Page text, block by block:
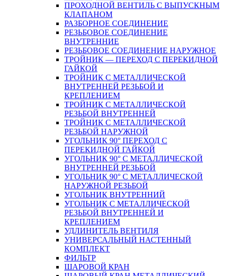
ПРОХОДНОЙ ВЕНТИЛЬ С ВЫПУСКНЫМ
КЛАПАНОМ
РАЗБОРНОЕ СОЕДИНЕНИЕ
РЕЗЬБОВОЕ СОЕДИНЕНИЕ
ВНУТРЕННИЕ
РЕЗЬБОВОЕ СОЕДИНЕНИЕ НАРУЖНОЕ
ТРОЙНИК — ПЕРЕХОД С ПЕРЕКИДНОЙ
ГАЙКОЙ
ТРОЙНИК С МЕТАЛЛИЧЕСКОЙ
ВНУТРЕННЕЙ РЕЗЬБОЙ И
КРЕПЛЕНИЕМ
ТРОЙНИК С МЕТАЛЛИЧЕСКОЙ
РЕЗЬБОЙ ВНУТРЕННЕЙ
ТРОЙНИК С МЕТАЛЛИЧЕСКОЙ
РЕЗЬБОЙ НАРУЖНОЙ
УГОЛЬНИК 90° ПЕРЕХОД С
ПЕРЕКИДНОЙ ГАЙКОЙ
УГОЛЬНИК 90° С МЕТАЛЛИЧЕСКОЙ
ВНУТРЕННEЙ РЕЗЬБОЙ
УГОЛЬНИК 90° С МЕТАЛЛИЧЕСКОЙ
НАРУЖНОЙ РЕЗЬБОЙ
УГОЛЬНИК ВНУТРЕННИЙ
УГОЛЬНИК С МЕТАЛЛИЧЕСКОЙ
РЕЗЬБОЙ ВНУТРЕННЕЙ И
КРЕПЛЕНИЕМ
УДЛИНИТЕЛЬ ВЕНТИЛЯ
УНИВЕРСАЛЬНЫЙ НАСТЕННЫЙ
КОМПЛЕКТ
ФИЛЬТР
ШАРОВОЙ КРАН